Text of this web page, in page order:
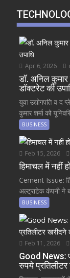
Apr 6, 2026
डॉ. अनिल कुमार
डॉक्टरेट की
युवा उद्योगपति व
कुमार शर्मा को
BUSINESS
Feb 15, 2026
हिमाचल में नहीं
Cement Issue:
अल्ट्राटेक कंपनी ने
BUSINESS
Feb 11, 2026
Good News:
रुपये प्रतिलीटर